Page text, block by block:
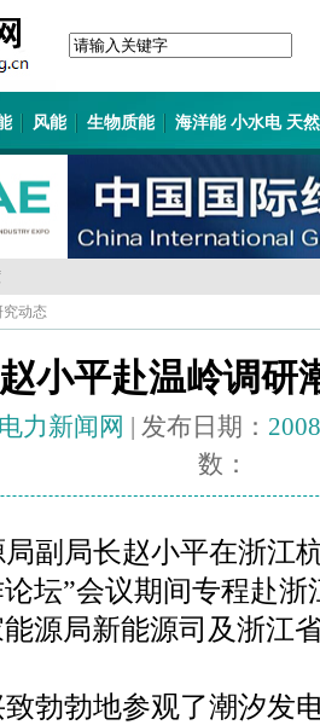
风能 生物质能 海洋能 小水电 天
究动态
赵小平赴温岭调研
力新闻网 | 发布日期：
数：
副局长赵小平在浙江
坛”会议期间专程赴
源局新能源司及浙江
勃勃地参观了潮汐发